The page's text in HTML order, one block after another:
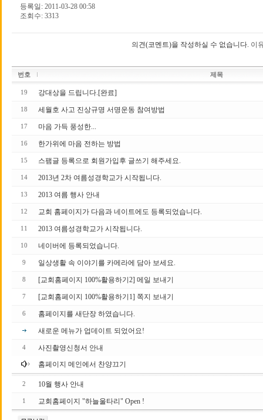
등록일: 2011-03-28 00:58
조회수: 3313
의견(코멘트)을 작성하실 수 없습니다. 이
번호 제목
19 강대상을 드립니다.[완료]
18 세월호 사고 진상규명 서명운동 참여방법
17 마음 가득 풍성한...
16 한가위에 마음 전하는 방법
15 스팸글 등록으로 회원가입후 글쓰기 해주세요.
14 2013년 2차 여름성경학교가 시작됩니다.
13 2013 여름 행사 안내
12 교회 홈페이지가 다음과 네이트에도 등록되었습니다.
11 2013 여름성경학교가 시작됩니다.
10 네이버에 등록되었습니다.
9 일상생활 속 이야기를 카메라에 담아 보세요.
8 [교회홈페이지 100%활용하기2] 메일 보내기
7 [교회홈페이지 100%활용하기1] 쪽지 보내기
6 홈페이지를 새단장 하였습니다.
새로운 메뉴가 업데이트 되었어요!
4
사진촬영신청서 안내
홈페이지 메인에서 찬양끄기
2 10월 행사 안내
1 교회홈페이지 "하늘울타리" Open !